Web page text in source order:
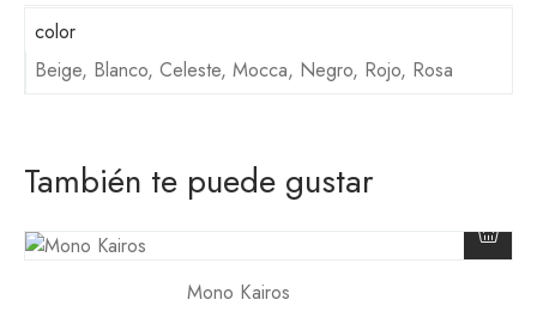
color
Beige, Blanco, Celeste, Mocca, Negro, Rojo, Rosa
También te puede gustar
Mono Kairos